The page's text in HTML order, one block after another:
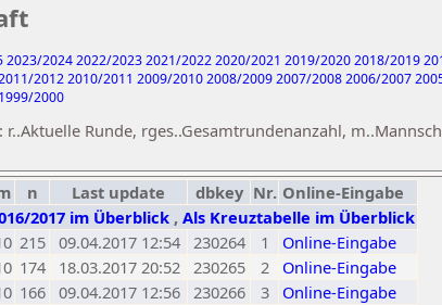
2023/20242022/20232021/20222020/2021 2019/20202018/2019
20122010/2011 2009/20102008/20092007/20082006/2007
1999/2000
r..Aktuelle Runde, rges..Gesamtrundenanzahl,
n Last update dbkey Nr. Online-Eingabe
2017 im Überblick , Als Kreuztabelle im Überblick
215 09.04.2017 12:54 230264 1
Online-Eingabe
174 18.03.2017 20:52 230265 2
Online-Eingabe
166 09.04.2017 12:56 230266 3
Online-Eingabe